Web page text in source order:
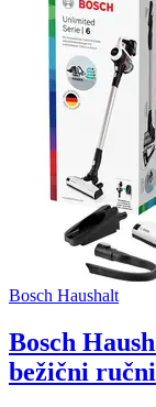
Bosch Haushalt
Bosch
bežični